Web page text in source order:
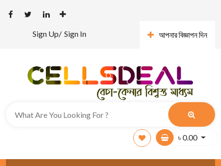
Sign Up/ Sign In আপনার বিজ্ঞাপন দিন
৳0.00